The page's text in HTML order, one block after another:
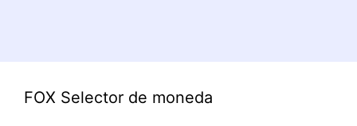
FOX Selector de moneda